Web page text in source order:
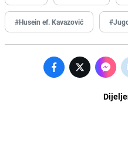
#Husein ef. Kavazović